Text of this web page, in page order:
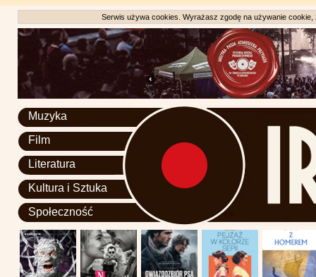
Serwis używa cookies. Wyrażasz zgodę na używanie
Muzyka
Film
Literatura
Kultura i Sztuka
Społeczność